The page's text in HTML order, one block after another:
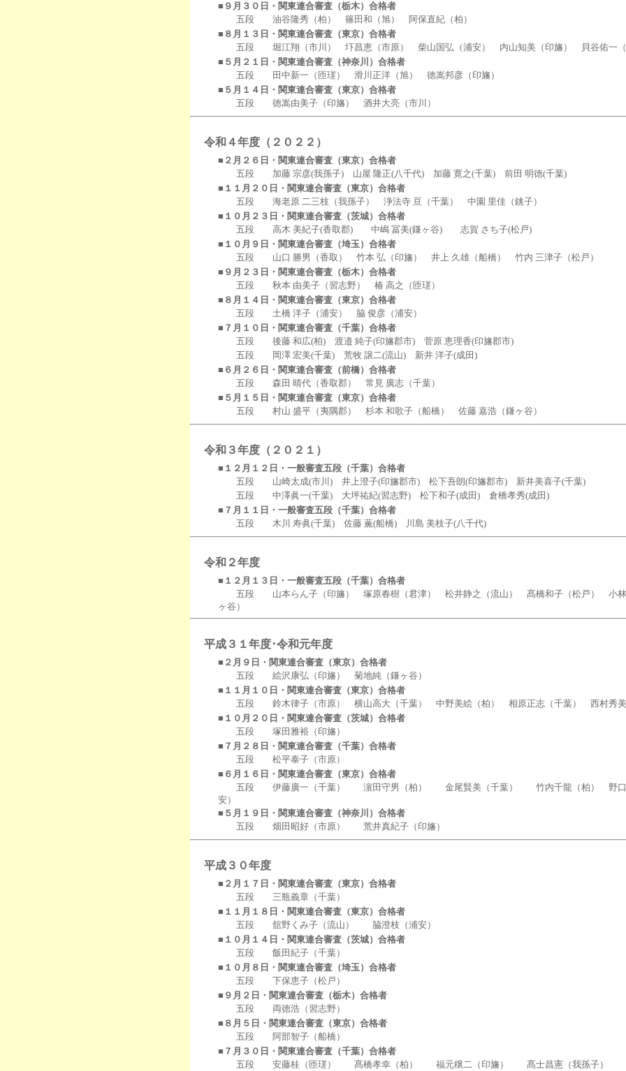
■９月３０日・関東連合審査（栃木）合格者
五段 油谷隆秀（柏） 篠田和（旭） 阿保直紀（柏）
■８月１３日・関東連合審査（東京）合格者
五段 堀江翔（市川） 圷昌恵（市原） 柴山国弘（浦安） 内山知美（印旛） 貝谷佑一（
■５月２１日・関東連合審査（神奈川）合格者
五段 田中新一（匝瑳） 滑川正洋（旭） 徳嵩邦彦（印旛）
■５月１４日・関東連合審査（東京）合格者
五段 徳嵩由美子（印旛） 酒井大亮（市川）
令和４年度（２０２２）
■２月２６日・関東連合審査（東京）合格者
五段 加藤 宗彦(我孫子) 山屋 隆正(八千代) 加藤 寛之(千葉) 前田 明徳(千葉)
■１１月２０日・関東連合審査（東京）合格者
五段 海老原 二三枝（我孫子） 浄法寺 亘（千葉） 中園 里佳（銚子）
■１０月２３日・関東連合審査（茨城）合格者
五段 高木 美紀子(香取郡) 中嶋 冨美(鎌ヶ谷) 志賀 さち子(松戸)
■１０月９日・関東連合審査（埼玉）合格者
五段 山口 勝男（香取） 竹本 弘（印旛） 井上 久雄（船橋） 竹内 三津子（松戸）
■９月２３日・関東連合審査（栃木）合格者
五段 秋本 由美子（習志野） 椿 高之（匝瑳）
■８月１４日・関東連合審査（東京）合格者
五段 土橋 洋子（浦安） 脇 俊彦（浦安）
■７月１０日・関東連合審査（千葉）合格者
五段 後藤 和広(柏) 渡邉 純子(印旛郡市) 菅原 恵理香(印旛郡市)
五段 岡澤 宏美(千葉) 荒牧 譲二(流山) 新井 洋子(成田)
■６月２６日・関東連合審査（前橋）合格者
五段 森田 晴代（香取郡） 常見 廣志（千葉）
■５月１５日・関東連合審査（東京）合格者
五段 村山 盛平（夷隅郡） 杉本 和歌子（船橋） 佐藤 嘉浩（鎌ヶ谷）
令和３年度（２０２１）
■１２月１２日・一般審査五段（千葉）合格者
五段 山崎太成(市川) 井上澄子(印旛郡市) 松下吾朗(印旛郡市) 新井美喜子(千葉)
五段 中澤眞一(千葉) 大坪祐紀(習志野) 松下和子(成田) 倉橋孝秀(成田)
■７月１１日・一般審査五段（千葉）合格者
五段 木川 寿眞(千葉) 佐藤 薫(船橋) 川島 美枝子(八千代)
令和２年度
■１２月１３日・一般審査五段（千葉）合格者
五段 山本らん子（印旛） 塚原春樹（君津） 松井静之（流山） 髙橋和子（松戸） 小林
ヶ谷）
平成３１年度･令和元年度
■２月９日・関東連合審査（東京）合格者
五段 絵沢康弘（印旛） 菊地純（鎌ヶ谷）
■１１月１０日・関東連合審査（東京）合格者
五段 鈴木律子（市原） 横山高大（千葉） 中野美絵（柏） 相原正志（千葉） 西村秀美
■１０月２０日・関東連合審査（茨城）合格者
五段 塚田雅裕（印旛）
■７月２８日・関東連合審査（千葉）合格者
五段 松平泰子（市原）
■６月１６日・関東連合審査（東京）合格者
五段 伊藤廣一（千葉） 濵田守男（柏） 金尾賢美（千葉） 竹内千龍（柏） 野口利
安）
■５月１９日・関東連合審査（神奈川）合格者
五段 畑田昭好（市原） 荒井真紀子（印旛）
平成３０年度
■２月１７日・関東連合審査（東京）合格者
五段 三瓶義章（千葉）
■１１月１８日・関東連合審査（東京）合格者
五段 舘野くみ子（流山） 脇澄枝（浦安）
■１０月１４日・関東連合審査（茨城）合格者
五段 飯田紀子（千葉）
■１０月８日・関東連合審査（埼玉）合格者
五段 下保恵子（松戸）
■９月２日・関東連合審査（栃木）合格者
五段 両徳浩（習志野）
■８月５日・関東連合審査（東京）合格者
五段 阿部智子（船橋）
■７月３０日・関東連合審査（千葉）合格者
五段 安藤桂（匝瑳） 髙橋孝幸（柏） 福元穣二（印旛） 髙士昌憲（我孫子）